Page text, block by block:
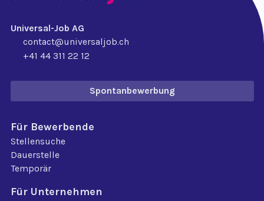
Universal-Job AG
contact@universaljob.ch
+41 44 311 22 12
Spontanbewerbung
Für Bewerbende
Stellensuche
Dauerstelle
Temporär
Für Unternehmen